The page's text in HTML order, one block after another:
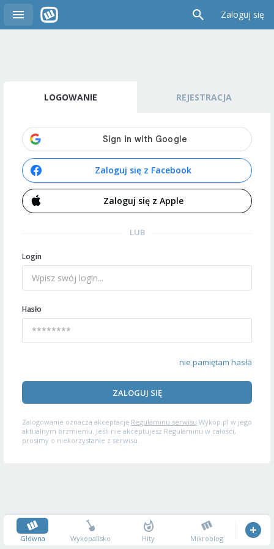
Zaloguj się
LOGOWANIE REJESTRACJA
Zaloguj się z Facebook
Zaloguj się z Apple
LUB
Login
Hasło
nie pamiętam hasła
ZALOGUJ SIĘ
Zalogowanie oznacza akceptację Regulaminu serwisu Wykop.pl w jego
aktualnym brzmieniu. Jeśli nie akceptujesz Regulaminu w całości,
prosimy o niekorzystanie z serwisu.
Główna Wykopalisko Hity Mikroblog